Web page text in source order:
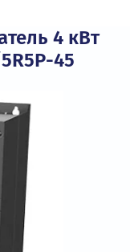
4 кВт
45